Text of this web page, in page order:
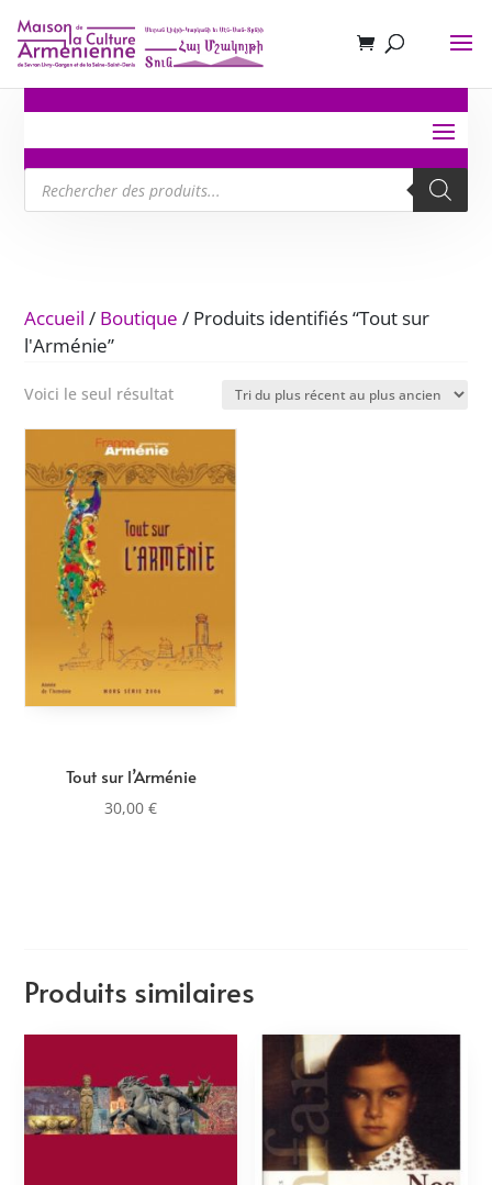
Recherche
de
produits
Accueil / Boutique / Produits identifiés “Tout sur
l'Arménie”
Voici le seul résultat
Tout sur l’Arménie
30,00€
Produits similaires